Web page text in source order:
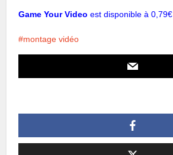
Game Your Video est disponible à 0,79€
montage vidéo